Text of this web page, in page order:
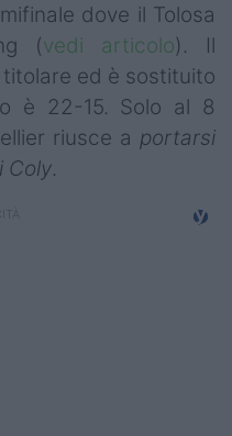
dove il Tolosa
(vedi articolo). Il
ed è sostituito
è 22-15. Solo al 8
riusce a portarsi
Coly.